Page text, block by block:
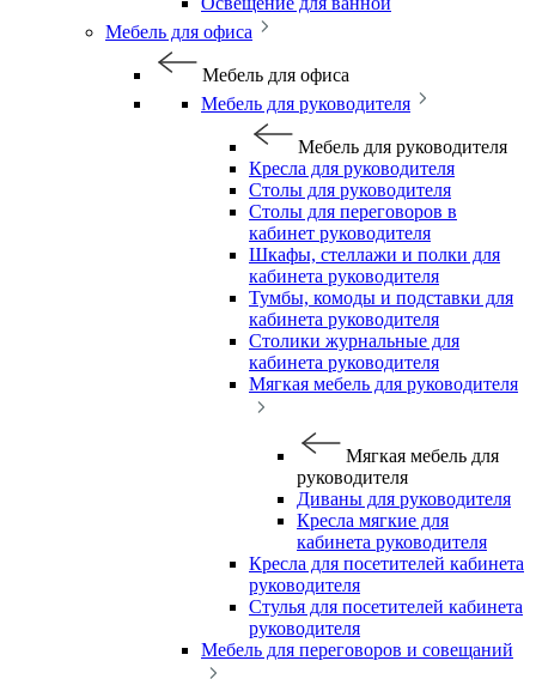
Мебель для офиса
Мебель для офиса
Мебель для руководителя
Мебель для руководителя
Кресла для руководителя
Столы для руководителя
Столы для переговоров в
кабинет руководителя
Шкафы, стеллажи и полки для
кабинета руководителя
Тумбы, комоды и подставки для
кабинета руководителя
Столики журнальные для
кабинета руководителя
Мягкая мебель для руководителя
Мягкая мебель для
руководителя
Диваны для руководителя
Кресла мягкие для
кабинета руководителя
Кресла для посетителей кабинета
руководителя
Стулья для посетителей кабинета
руководителя
Мебель для переговоров и совещаний